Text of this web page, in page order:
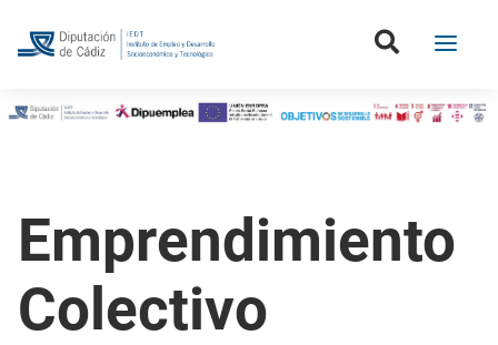
Emprendimiento
Colectivo